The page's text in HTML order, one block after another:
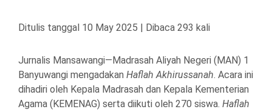
Ditulis tanggal 10 May 2025 | Dibaca 293 kali
Jurnalis Mansawangi—Madrasah Aliyah Negeri (MAN) 1
Banyuwangi mengadakan Haflah Akhirussanah. Acara ini
dihadiri oleh Kepala Madrasah dan Kepala Kementerian
Agama (KEMENAG) serta diikuti oleh 270 siswa. Haflah